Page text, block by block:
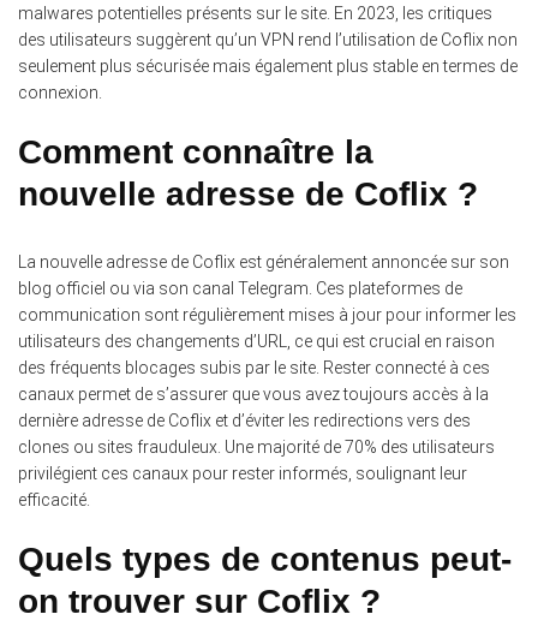
malwares potentielles présents sur le site. En 2023, les critiques
des utilisateurs suggèrent qu’un VPN rend l’utilisation de Coflix non
seulement plus sécurisée mais également plus stable en termes de
connexion.
Comment connaître la
nouvelle adresse de Coflix ?
La nouvelle adresse de Coflix est généralement annoncée sur son
blog officiel ou via son canal Telegram. Ces plateformes de
communication sont régulièrement mises à jour pour informer les
utilisateurs des changements d’URL, ce qui est crucial en raison
des fréquents blocages subis par le site. Rester connecté à ces
canaux permet de s’assurer que vous avez toujours accès à la
dernière adresse de Coflix et d’éviter les redirections vers des
clones ou sites frauduleux. Une majorité de 70% des utilisateurs
privilégient ces canaux pour rester informés, soulignant leur
efficacité.
Quels types de contenus peut-
on trouver sur Coflix ?